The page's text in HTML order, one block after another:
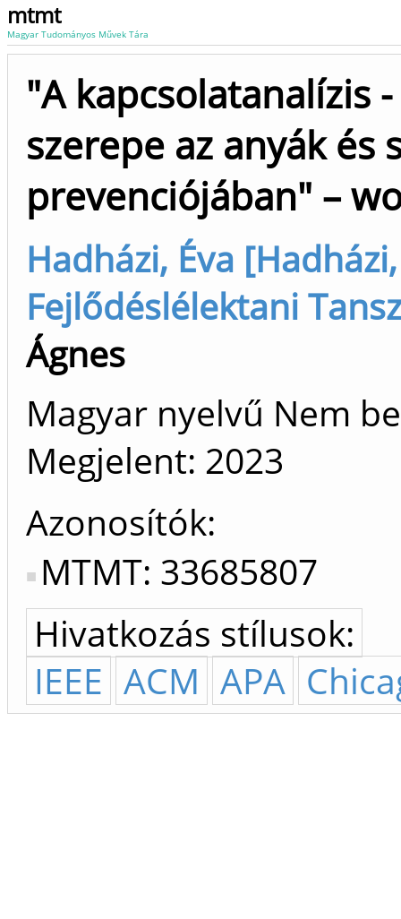
mtmt
Magyar Tudományos Művek Tára
"A kapcsolatanalízis
szerepe az anyák és
prevenciójában" –
Hadházi, Éva
Fejlődéslélektani
Ágnes
Magyar nyelvű Nem
Megjelent: 2023
Azonosítók
MTMT: 33685807
Hivatkozás stílusok:
IEEE ACM APA